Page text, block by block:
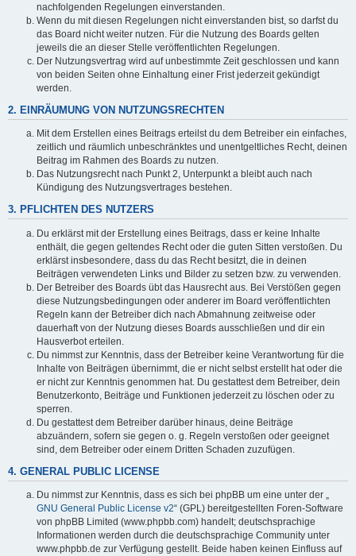
nachfolgenden Regelungen einverstanden.
Wenn du mit diesen Regelungen nicht einverstanden bist, so darfst du
das Board nicht weiter nutzen. Für die Nutzung des Boards gelten
jeweils die an dieser Stelle veröffentlichten Regelungen.
Der Nutzungsvertrag wird auf unbestimmte Zeit geschlossen und kann
von beiden Seiten ohne Einhaltung einer Frist jederzeit gekündigt
werden.
2. EINRÄUMUNG VON NUTZUNGSRECHTEN
Mit dem Erstellen eines Beitrags erteilst du dem Betreiber ein einfaches,
zeitlich und räumlich unbeschränktes und unentgeltliches Recht, deinen
Beitrag im Rahmen des Boards zu nutzen.
Das Nutzungsrecht nach Punkt 2, Unterpunkt a bleibt auch nach
Kündigung des Nutzungsvertrages bestehen.
3. PFLICHTEN DES NUTZERS
Du erklärst mit der Erstellung eines Beitrags, dass er keine Inhalte
enthält, die gegen geltendes Recht oder die guten Sitten verstoßen. Du
erklärst insbesondere, dass du das Recht besitzt, die in deinen
Beiträgen verwendeten Links und Bilder zu setzen bzw. zu verwenden.
Der Betreiber des Boards übt das Hausrecht aus. Bei Verstößen gegen
diese Nutzungsbedingungen oder anderer im Board veröffentlichten
Regeln kann der Betreiber dich nach Abmahnung zeitweise oder
dauerhaft von der Nutzung dieses Boards ausschließen und dir ein
Hausverbot erteilen.
Du nimmst zur Kenntnis, dass der Betreiber keine Verantwortung für die
Inhalte von Beiträgen übernimmt, die er nicht selbst erstellt hat oder die
er nicht zur Kenntnis genommen hat. Du gestattest dem Betreiber, dein
Benutzerkonto, Beiträge und Funktionen jederzeit zu löschen oder zu
sperren.
Du gestattest dem Betreiber darüber hinaus, deine Beiträge
abzuändern, sofern sie gegen o. g. Regeln verstoßen oder geeignet
sind, dem Betreiber oder einem Dritten Schaden zuzufügen.
4. GENERAL PUBLIC LICENSE
Du nimmst zur Kenntnis, dass es sich bei phpBB um eine unter der „
GNU General Public License v2“ (GPL) bereitgestellten Foren-Software
von phpBB Limited (www.phpbb.com) handelt; deutschsprachige
Informationen werden durch die deutschsprachige Community unter
www.phpbb.de zur Verfügung gestellt. Beide haben keinen Einfluss auf